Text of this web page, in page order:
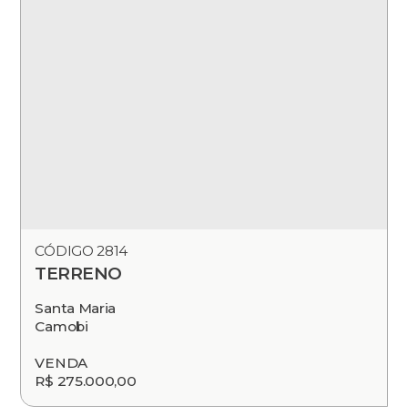
CÓDIGO 2814
TERRENO
Santa Maria
Camobi
VENDA
R$ 275.000,00